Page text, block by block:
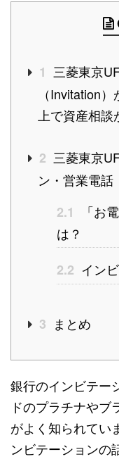
1 三菱東京
（Invitation
上で資産相談
2 三菱東京
ン・営業電話
2.1
「お
は？
2.2 イン
3 まとめ
銀行のインビテー
ドのプラチナや
がよく知られてい
ンビテーションの